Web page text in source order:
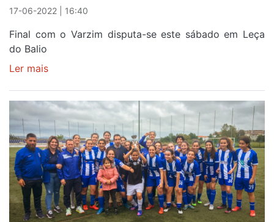
17-06-2022 | 16:40
Final com o Varzim disputa-se este sábado em Leça
do Balio
Ler mais
OLIVEIRA
DO
DOURO
A
UM
PASSO
DO
TÍTULO